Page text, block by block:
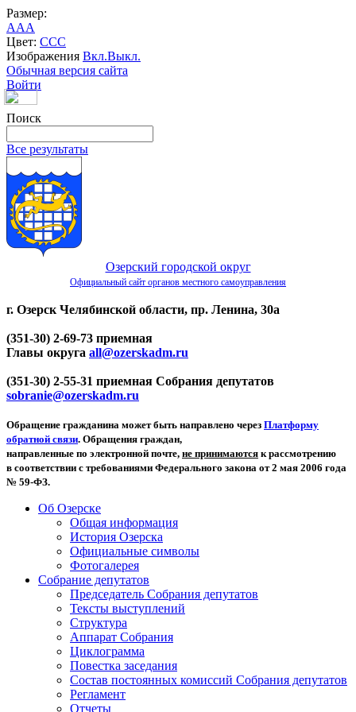
Размер:
AAA
Цвет: CCC
Изображения Вкл.Выкл.
Обычная версия сайта
Войти
Поиск
Все результаты
Озерский городской округ
Официальный сайт органов местного самоуправления
г. Озерск Челябинской области, пр. Ленина, 30а
(351-30) 2-69-73 приемная
Главы округа all@ozerskadm.ru
(351-30) 2-55-31 приемная Собрания депутатов
sobranie@ozerskadm.ru
Обращение гражданина может быть направлено через Платформу
обратной связи. Обращения граждан,
направленные по электронной почте, не принимаются к рассмотрению
в соответствии с требованиями Федерального закона от 2 мая 2006 года
№ 59-ФЗ.
Об Озерске
Общая информация
История Озерска
Официальные символы
Фотогалерея
Собрание депутатов
Председатель Собрания депутатов
Тексты выступлений
Структура
Аппарат Собрания
Циклограмма
Повестка заседания
Состав постоянных комиссий Собрания депутатов
Регламент
Отчеты